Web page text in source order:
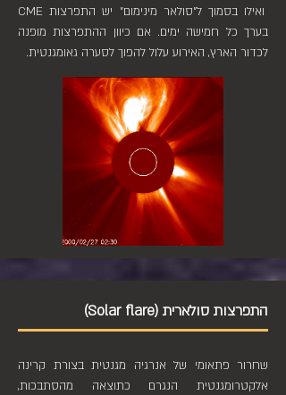
ואילו בסמוך ל"סולאר מינימום" יש התפרצות CME
בערך כל חמישה ימים. אם כיוון ההתפרצות מופנה
לכדור הארץ, האירוע עלול להפוך לסערה גאומגנטית.
התפרצות סולארית (Solar flare)
שחרור פתאומי של אנרגיה מגנטית בצורת קרינה
אלקטרומגנטית הנגרם כתוצאה מהסתבכות,